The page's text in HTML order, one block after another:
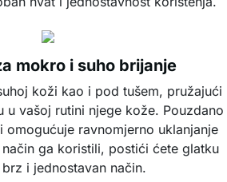
mokro i suho brijanje
koži kao i pod tušem, pružajući
u vašoj rutini njege kože. Pouzdano
omogućuje ravnomjerno uklanjanje
ga koristili, postići ćete glatku
i jednostavan način.